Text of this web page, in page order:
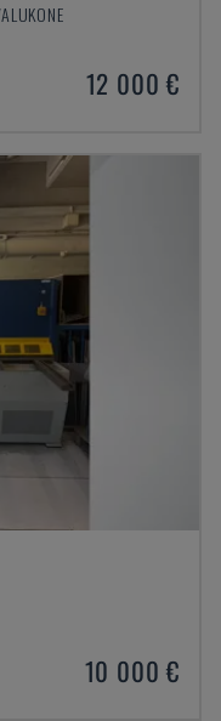
12 000 €
10 000 €